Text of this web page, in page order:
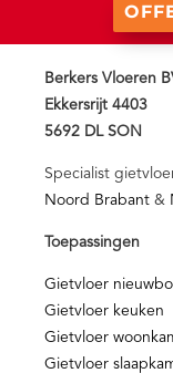
Berkers Vloeren
Ekkersrijt 4403
5692 DL SON
Specialist
Noord Brabant &
Toepassingen
Gietvloer
Gietvloer keuken
Gietvloer
Gietvloer